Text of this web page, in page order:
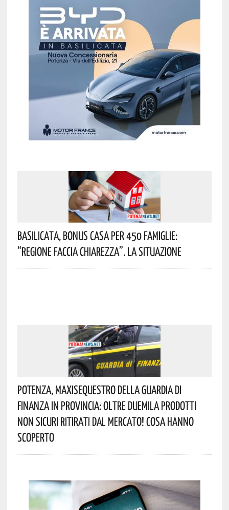
Basilicata, Bonus Casa Per 450 Famiglie:
“Regione Faccia Chiarezza”. La Situazione
Potenza, Maxisequestro Della Guardia Di
Finanza In Provincia: Oltre Duemila Prodotti
Non Sicuri Ritirati Dal Mercato! Cosa Hanno
Scoperto